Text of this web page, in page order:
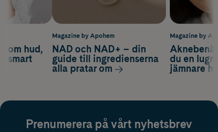
Magazine by
du en
jämnare
om hud,
smart
Magazine by Apohem
NAD och NAD+ – din
guide till ingredienserna
alla pratar om
Prenumerera på vårt nyhetsbrev